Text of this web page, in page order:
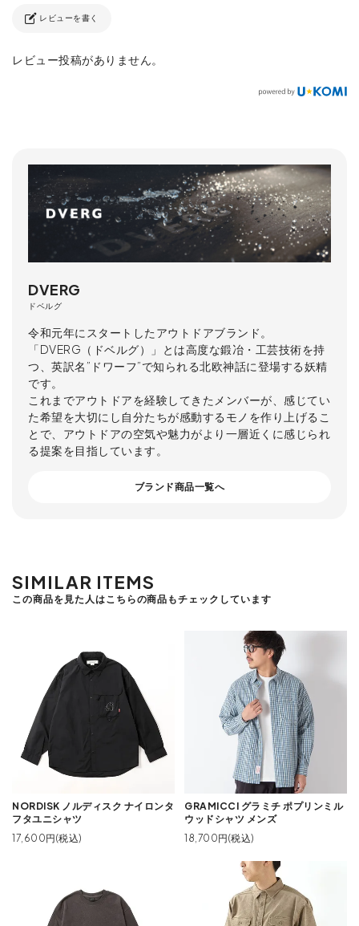
レビューを書く
レビュー投稿がありません。
DVERG
ドベルグ
令和元年にスタートしたアウトドアブランド。
「DVERG（ドベルグ）」とは高度な鍛冶・工芸技術を持
つ、英訳名”ドワーフ”で知られる北欧神話に登場する妖精
です。
これまでアウトドアを経験してきたメンバーが、感じてい
た希望を大切にし自分たちが感動するモノを作り上げるこ
とで、アウトドアの空気や魅力がより一層近くに感じられ
る提案を目指しています。
ブランド商品一覧へ
SIMILAR ITEMS
この商品を見た人はこちらの商品もチェックしています
NORDISK ノルディスク ナイロンタ
フタユニシャツ
17,600円(税込)
GRAMICCI グラミチ ポプリンミル
ウッドシャツ メンズ
18,700円(税込)